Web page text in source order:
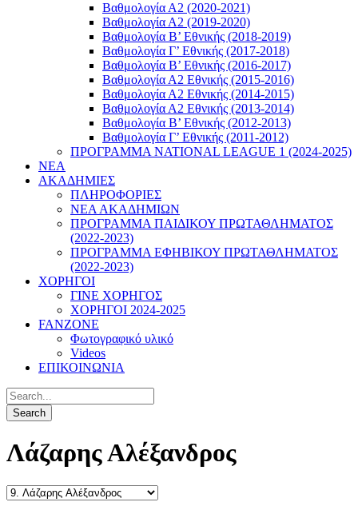
Βαθμολογία Α2 (2020-2021)
Βαθμολογία Α2 (2019-2020)
Βαθμολογία B’ Εθνικής (2018-2019)
Βαθμολογία Γ’ Εθνικής (2017-2018)
Βαθμολογία Β’ Εθνικής (2016-2017)
Βαθμολογία Α2 Εθνικής (2015-2016)
Βαθμολογία Α2 Εθνικής (2014-2015)
Βαθμολογία Α2 Εθνικής (2013-2014)
Βαθμολογία Β’ Εθνικής (2012-2013)
Βαθμολογία Γ’ Εθνικής (2011-2012)
ΠΡΟΓΡΑΜΜΑ NATIONAL LEAGUE 1 (2024-2025)
ΝΕΑ
ΑΚΑΔΗΜΙΕΣ
ΠΛΗΡΟΦΟΡΙΕΣ
ΝΕΑ ΑΚΑΔΗΜΙΩΝ
ΠΡΟΓΡΑΜΜΑ ΠΑΙΔΙΚΟΥ ΠΡΩΤΑΘΛΗΜΑΤΟΣ
(2022-2023)
ΠΡΟΓΡΑΜΜΑ ΕΦΗΒΙΚΟΥ ΠΡΩΤΑΘΛΗΜΑΤΟΣ
(2022-2023)
ΧΟΡΗΓΟΙ
ΓΙΝΕ ΧΟΡΗΓΟΣ
ΧΟΡΗΓΟΙ 2024-2025
FANZONE
Φωτογραφικό υλικό
Videos
ΕΠΙΚΟΙΝΩΝΙΑ
Λάζαρης Αλέξανδρος